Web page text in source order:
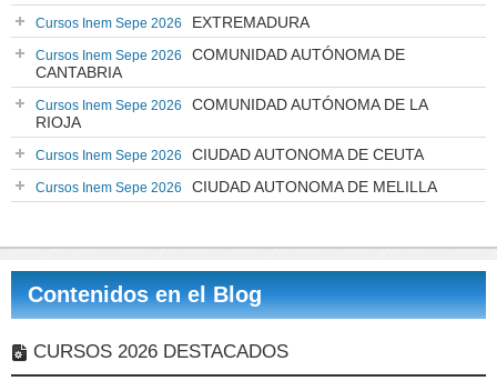
Cursos Inem Sepe 2026 EXTREMADURA
Cursos Inem Sepe 2026
COMUNIDAD AUTÓNOMA DE
CANTABRIA
Cursos Inem Sepe 2026
COMUNIDAD AUTÓNOMA DE LA
RIOJA
Cursos Inem Sepe 2026 CIUDAD AUTONOMA DE CEUTA
Cursos Inem Sepe 2026 CIUDAD AUTONOMA DE MELILLA
Contenidos en el Blog
CURSOS 2026 DESTACADOS